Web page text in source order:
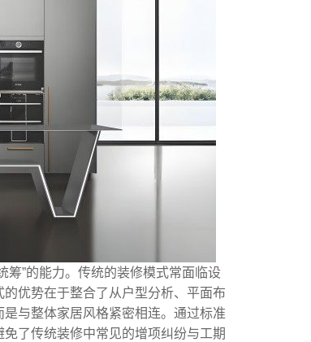
筹”的能力。传统的装修模式常面临设
优势在于整合了从户型分析、平面布
与整体家居风格紧密相连。通过标准
了传统装修中常见的增项纠纷与工期